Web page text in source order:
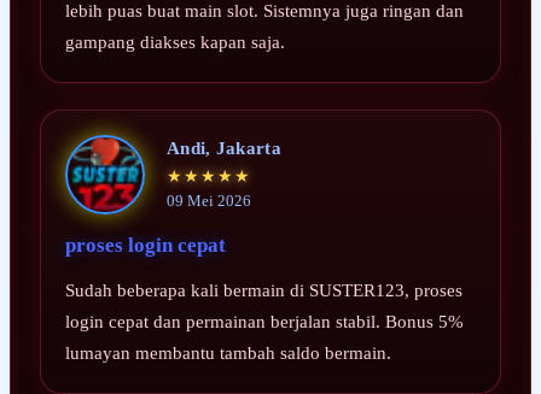
lebih puas buat main slot. Sistemnya juga ringan dan
gampang diakses kapan saja.
Andi, Jakarta
★★★★★
09 Mei 2026
proses login cepat
Sudah beberapa kali bermain di SUSTER123, proses
login cepat dan permainan berjalan stabil. Bonus 5%
lumayan membantu tambah saldo bermain.